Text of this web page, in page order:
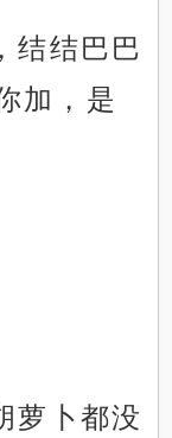
结结巴巴
加，是
萝卜都没